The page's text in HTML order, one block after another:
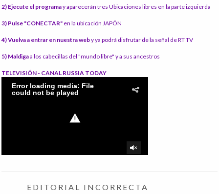
2) Ejecute el programay aparecerán tres Ubicaciones libres en la parte izquierda
3) Pulse "CONECTAR" en la ubicación JAPÓN
4) Vuelva a entrar en nuestra weby ya podrá disfrutar de la señal de RT TV
5) Maldigaa los cabecillas del "mundo libre" y a sus ancestros
TELEVISIÓN - CANAL RUSSIA TODAY
EDITORIAL INCORRECTA